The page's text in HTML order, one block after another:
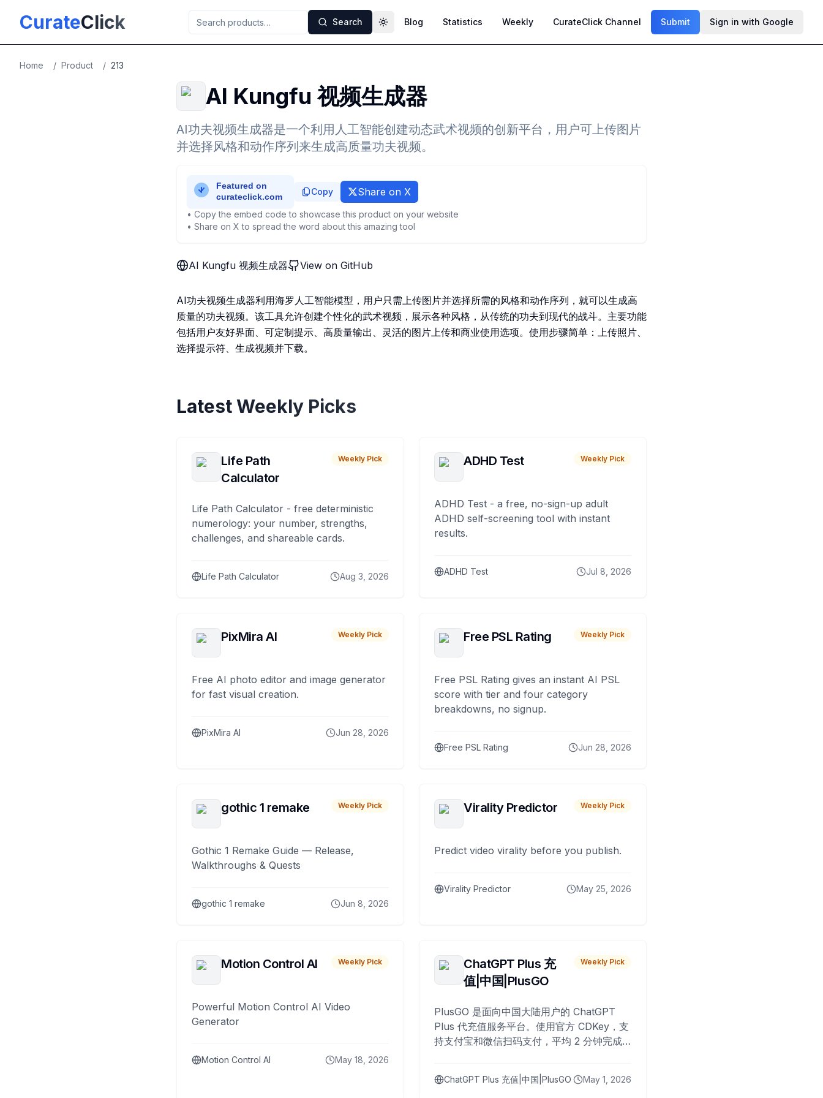
CurateClick Search Toggle theme
Blog Statistics Weekly CurateClick Channel Submit Sign in with Google
Home / Product / 213
AI Kungfu 视频生成器
AI功夫视频生成器是一个利用人工智能创建动态武术视频的创新平台，用户可上传图片
并选择风格和动作序列来生成高质量功夫视频。
Copy Share on X
• Copy the embed code to showcase this product on your website
• Share on X to spread the word about this amazing tool
AI Kungfu 视频生成器 View on GitHub
AI功夫视频生成器利用海罗人工智能模型，用户只需上传图片并选择所需的风格和动作序列，就可以生成高
质量的功夫视频。该工具允许创建个性化的武术视频，展示各种风格，从传统的功夫到现代的战斗。主要功能
包括用户友好界面、可定制提示、高质量输出、灵活的图片上传和商业使用选项。使用步骤简单：上传照片、
选择提示符、生成视频并下载。
Latest Weekly Picks
Life Path
Calculator
Weekly Pick
Life Path Calculator - free deterministic
numerology: your number, strengths,
challenges, and shareable cards.
Life Path Calculator Aug 3, 2026
ADHD Test Weekly Pick
ADHD Test - a free, no-sign-up adult
ADHD self-screening tool with instant
results.
ADHD Test Jul 8, 2026
PixMira AI Weekly Pick
Free AI photo editor and image generator
for fast visual creation.
PixMira AI Jun 28, 2026
Free PSL Rating Weekly Pick
Free PSL Rating gives an instant AI PSL
score with tier and four category
breakdowns, no signup.
Free PSL Rating Jun 28, 2026
gothic 1 remake Weekly Pick
Gothic 1 Remake Guide — Release,
Walkthroughs & Quests
gothic 1 remake Jun 8, 2026
Virality Predictor Weekly Pick
Predict video virality before you publish.
Virality Predictor May 25, 2026
Motion Control AI Weekly Pick
Powerful Motion Control AI Video
Generator
Motion Control AI May 18, 2026
ChatGPT Plus 充
值|中国|PlusGO
Weekly Pick
PlusGO 是面向中国大陆用户的 ChatGPT
Plus 代充值服务平台。使用官方 CDKey，支
持支付宝和微信扫码支付，平均 2 分钟完成
ChatGPT Plus 充值|中国|PlusGO May 1, 2026